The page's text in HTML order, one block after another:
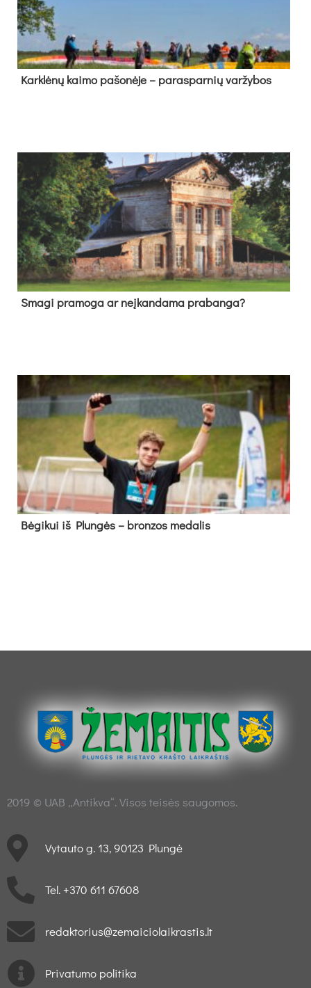
Kark­lė­nų kai­mo pa­šo­nė­je – pa­ras­par­nių var­žy­bos
Sma­gi pra­mo­ga ar neį­kan­da­ma pra­ban­ga?
Bė­gi­kui iš Plun­gės – bron­zos me­da­lis
2019 © UAB „Antikva“. Visos teisės saugomos.
Vytauto g. 13, 90123 Plungė
Tel. +370 611 67608
redaktorius@zemaiciolaikrastis.lt
Privatumo politika